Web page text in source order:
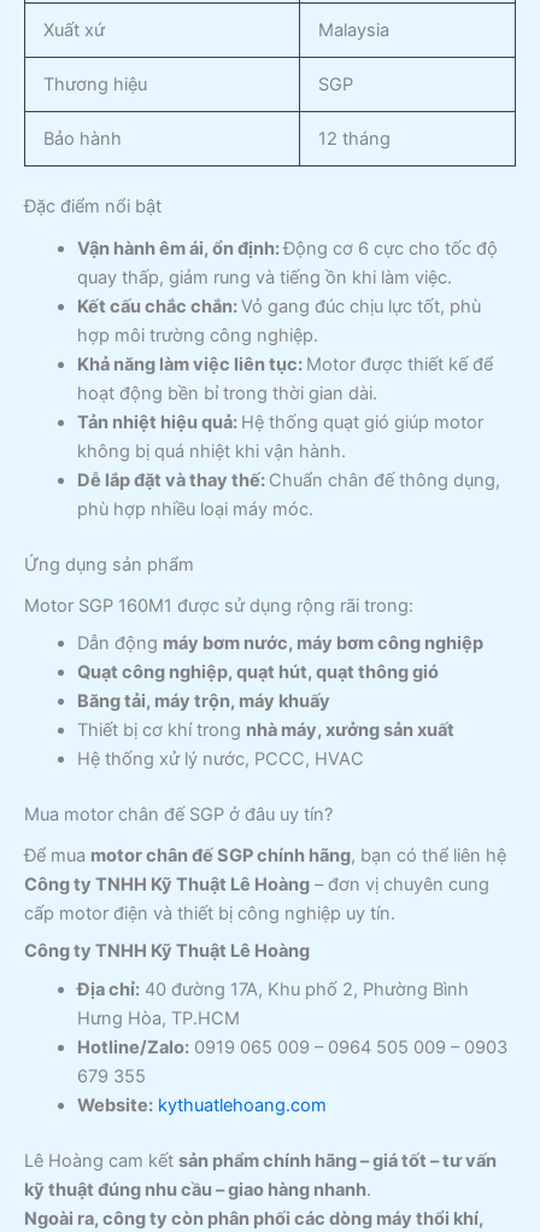
Xuất xứ Malaysia
Thương hiệu SGP
Bảo hành 12 tháng
Đặc điểm nổi bật
Vận hành êm ái, ổn định:Động cơ 6 cực cho tốc độ
quay thấp, giảm rung và tiếng ồn khi làm việc.
Kết cấu chắc chắn:Vỏ gang đúc chịu lực tốt, phù
hợp môi trường công nghiệp.
Khả năng làm việc liên tục: Motor được thiết kế để
hoạt động bền bỉ trong thời gian dài.
Tản nhiệt hiệu quả: Hệ thống quạt gió giúp motor
không bị quá nhiệt khi vận hành.
Dễ lắp đặt và thay thế: Chuẩn chân đế thông dụng,
phù hợp nhiều loại máy móc.
Ứng dụng sản phẩm
Motor SGP 160M1 được sử dụng rộng rãi trong:
Dẫn động máy bơm nước, máy bơm công nghiệp
Quạt công nghiệp, quạt hút, quạt thông gió
Băng tải, máy trộn, máy khuấy
Thiết bị cơ khí trong nhà máy, xưởng sản xuất
Hệ thống xử lý nước, PCCC, HVAC
Mua motor chân đế SGP ở đâu uy tín?
Để mua motor chân đế SGP chính hãng, bạn có thể liên hệ
Công ty TNHH Kỹ Thuật Lê Hoàng – đơn vị chuyên cung
cấp motor điện và thiết bị công nghiệp uy tín.
Công ty TNHH Kỹ Thuật Lê Hoàng
Địa chỉ:40 đường 17A, Khu phố 2, Phường Bình
Hưng Hòa, TP.HCM
Hotline/Zalo:0919 065 009 – 0964 505 009 – 0903
679 355
Website: kythuatlehoang.com
Lê Hoàng cam kết sản phẩm chính hãng – giá tốt – tư vấn
kỹ thuật đúng nhu cầu – giao hàng nhanh.
Ngoài ra, công ty còn phân phối các dòng máy thổi khí,